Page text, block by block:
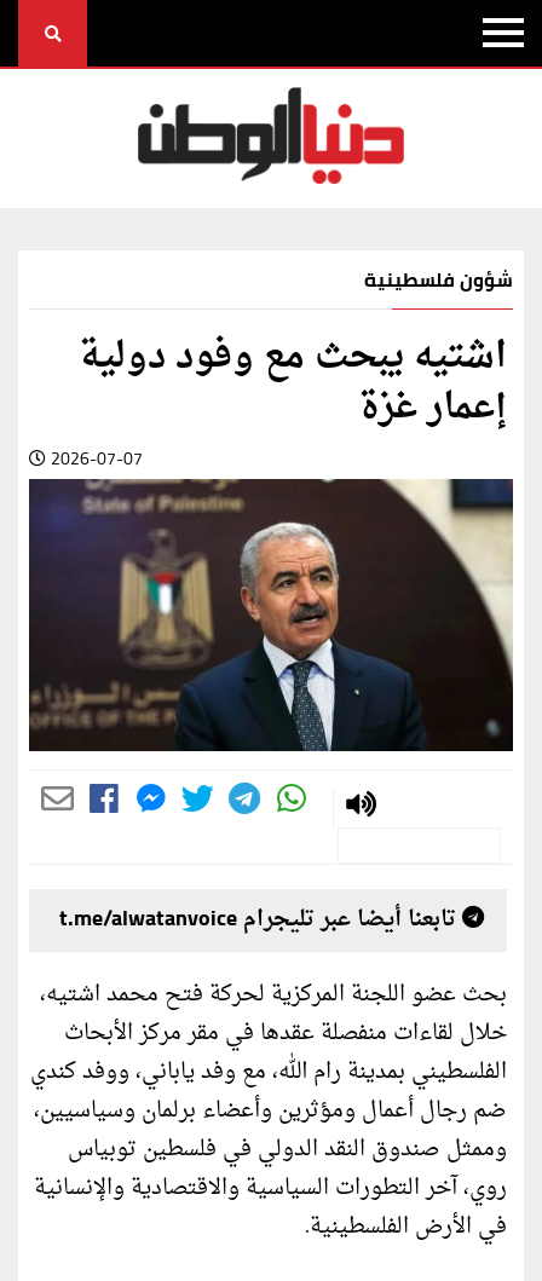
شؤون فلسطينية
اشتيه يبحث مع وفود دولية
إعمار غزة
2026-07-07
تابعنا أيضا عبر تليجرام t.me/alwatanvoice
بحث عضو اللجنة المركزية لحركة فتح محمد اشتيه،
خلال لقاءات منفصلة عقدها في مقر مركز الأبحاث
الفلسطيني بمدينة رام الله، مع وفد ياباني، ووفد كندي
ضم رجال أعمال ومؤثرين وأعضاء برلمان وسياسيين،
وممثل صندوق النقد الدولي في فلسطين توبياس
روي، آخر التطورات السياسية والاقتصادية والإنسانية
في الأرض الفلسطينية.